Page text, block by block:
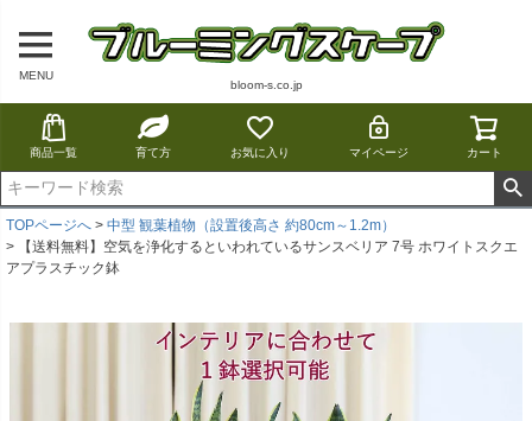
MENU
bloom-s.co.jp
商品一覧 育て方 お気に入り マイページ カート
TOPページへ
中型 観葉植物（設置後高さ 約80cm～1.2m）
【送料無料】空気を浄化するといわれているサンスベリア 7号 ホワイトスクエ
アプラスチック鉢